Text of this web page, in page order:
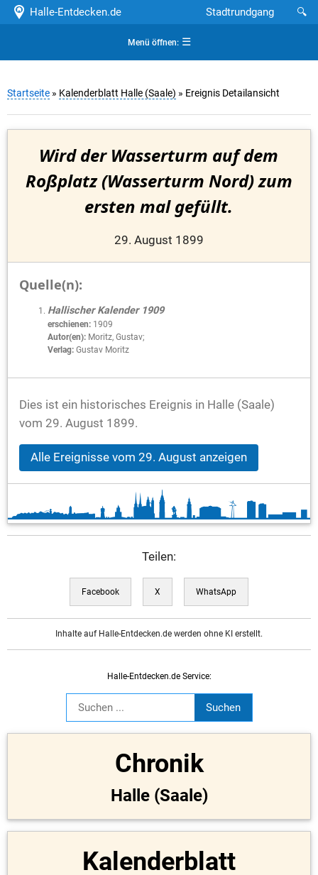
Halle-Entdecken.de 🔍
Stadtrundgang
Menü öffnen:☰
Startseite » Kalenderblatt Halle (Saale) » Ereignis Detailansicht
Wird der Wasserturm auf dem
Roßplatz (Wasserturm Nord) zum
ersten mal gefüllt.
29. August 1899
Quelle(n):
Hallischer Kalender 1909
erschienen: 1909
Autor(en): Moritz, Gustav;
Verlag: Gustav Moritz
Dies ist ein historisches Ereignis in Halle (Saale)
vom 29. August 1899.
Alle Ereignisse vom 29. August anzeigen
Teilen:
Facebook X WhatsApp
Inhalte auf Halle-Entdecken.de werden ohne KI erstellt.
Halle-Entdecken.de Service:
Chronik
Halle (Saale)
Kalenderblatt